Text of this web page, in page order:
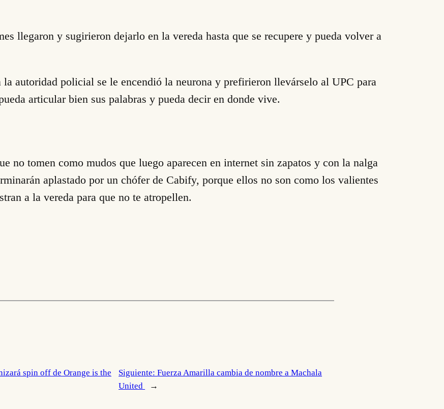
llegaron y sugirieron dejarlo en la vereda hasta que se recupere y pueda volver a
la autoridad policial se le encendió la neurona y prefirieron llevárselo al UPC para
articular bien sus palabras y pueda decir en donde vive.
no tomen como mudos que luego aparecen en internet sin zapatos y con la nalga
aplastado por un chófer de Cabify, porque ellos no son como los valientes
a la vereda para que no te atropellen.
spin off de Orange is the
Siguiente:Fuerza Amarilla cambia de nombre a Machala
United
→